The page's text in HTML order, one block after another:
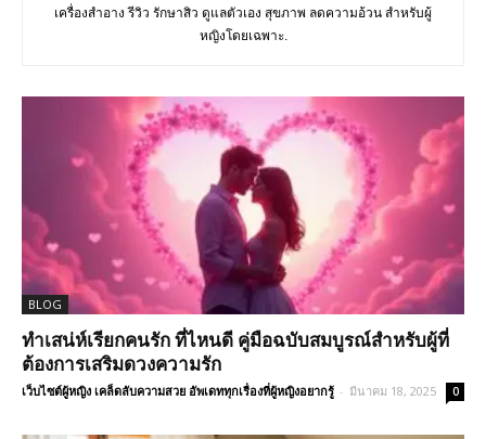
เครื่องสำอาง รีวิว รักษาสิว ดูแลตัวเอง สุขภาพ ลดความอ้วน สำหรับผู้
หญิงโดยเฉพาะ.
BLOG
ทำเสน่ห์เรียกคนรัก ที่ไหนดี คู่มือฉบับสมบูรณ์สำหรับผู้ที่
ต้องการเสริมดวงความรัก
เว็บไซต์ผู้หญิง เคล็ดลับความสวย อัพเดททุกเรื่องที่ผู้หญิงอยากรู้ - มีนาคม 18, 2025 0